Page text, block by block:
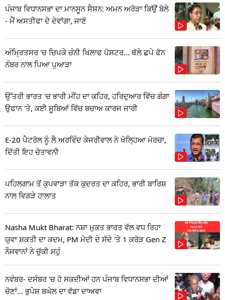
ਪੰਜਾਬ ਵਿਧਾਨਸਭਾ ਦਾ ਮਾਨਸੂਨ ਸੈਸ਼ਨ: ਅਮਨ ਅਰੋੜਾ ਕਿਉਂ ਬੋਲੇ
- ਮੈਂ ਅਸਤੀਫਾ ਦੇ ਦੇਵਾਂਗਾ, ਜਾਣੋ
ਅੰਮ੍ਰਿਤਸਰ 'ਚ ਚਿਪਕੇ ਚੰਨੀ ਖਿਲਾਫ ਪੋਸਟਰ... ਥੱਲੇ ਛਪੇ ਫੋਨ
ਨੰਬਰ ਨਾਲ ਪਿਆ ਪੁਆੜਾ
ਉੱਤਰੀ ਭਾਰਤ 'ਚ ਭਾਰੀ ਮੀਂਹ ਦਾ ਕਹਿਰ, ਹਰਿਦੁਆਰ ਵਿੱਚ ਗੰਗਾ
ਉਫਾਨ 'ਤੇ, ਕਈ ਸੂਬਿਆਂ ਵਿੱਚ ਬਚਾਅ ਕਾਰਜ ਜਾਰੀ
E-20 ਪੈਟਰੋਲ ਨੂੰ ਲੈ ਅਰਵਿੰਦ ਕੇਜਰੀਵਾਲ ਨੇ ਖੋਲ੍ਹਿਆ ਮੋਰਚਾ,
ਦਿੱਤੀ ਇਹ ਚੇਤਾਵਨੀ
ਪਹਿਲਗਾਮ ਤੋਂ ਕੁਪਵਾੜਾ ਤੱਕ ਕੁਦਰਤ ਦਾ ਕਹਿਰ, ਭਾਰੀ ਬਾਰਿਸ਼
ਨਾਲ ਵਿਗੜੇ ਹਾਲਾਤ
Nasha Mukt Bharat: ਨਸ਼ਾ ਮੁਕਤ ਭਾਰਤ ਵੱਲ ਵਧ ਰਿਹਾ
ਯੁਵਾ ਸ਼ਕਤੀ ਦਾ ਕਦਮ, PM ਮੋਦੀ ਦੇ ਸੱਦੇ 'ਤੇ 1 ਕਰੋੜ Gen Z
ਨੌਜਵਾਨਾਂ ਨੇ ਚੁੱਕੀ ਸਹੁੰ
ਨਵੰਬਰ- ਦਸੰਬਰ 'ਚ ਹੋ ਸਕਦੀਆਂ ਹਨ ਪੰਜਾਬ ਵਿਧਾਨਸਭਾ ਦੀਆਂ
ਚੋਣਾਂ... ਭੁਪੇਸ਼ ਬਘੇਲ ਦਾ ਵੱਡਾ ਦਾਅਵਾ